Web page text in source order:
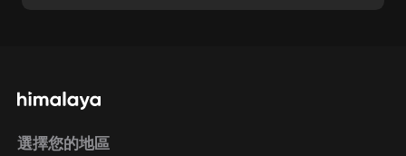
選擇您的地區